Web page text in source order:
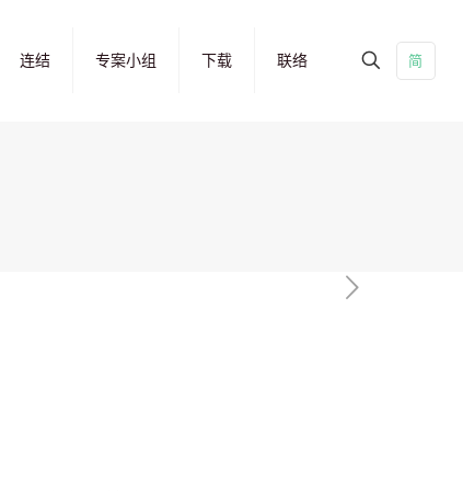
连结 专案小组 下载 联络 简